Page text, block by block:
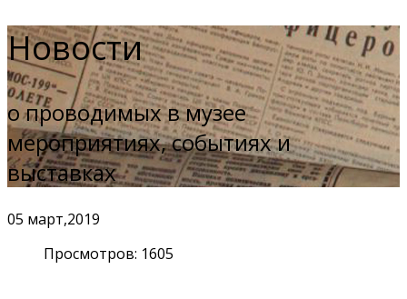
Новости
о проводимых в музее
мероприятиях, событиях и
выставках
05 март,2019
Просмотров: 1605